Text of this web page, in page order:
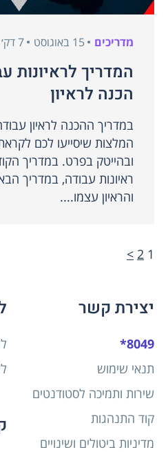
מדריכים 15 באוגוסט 7 דק׳
הכנה לראיון
במדריך ההכנה לראיון
המלצות שיסייעו לכם
ובהייטק בפרט. במדריך
ראיונות עבודה, במדריך
והראיון עצמו....
1
2
>
יצירת קשר
8049*
תנאי שימוש
שירות ותמיכה לסטודנטים
קוד התנהגות
מדיניות ביטולים ושינויים